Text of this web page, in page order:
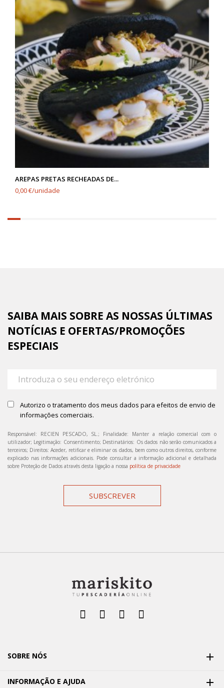
AREPAS PRETAS RECHEADAS DE...
0,00 €/unidade
6.25%
SAIBA MAIS SOBRE AS NOSSAS ÚLTIMAS
NOTÍCIAS E OFERTAS/PROMOÇÕES
ESPECIAIS
Autorizo o tratamento dos meus dados para efeitos de envio de
informações comerciais.
Responsável: RECIEN PESCADO, SL.; Finalidade: Manter a relação comercial com o
utilizador; Legitimação: Consentimento; Destinatários: Os dados não serão comunicados a
terceiros; Direitos: Aceder, retificar e eliminar os dados, bem como outros direitos, conforme
explicado nas informações adicionais. Pode consultar a informação adicional e detalhada
sobre Proteção de Dados através desta ligação a nossa política de privacidade
SUBSCREVER
SOBRE NÓS 
INFORMAÇÃO E AJUDA 